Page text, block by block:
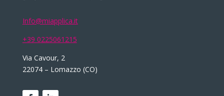
Info@miapplica.it
+39 0225061215
Via Cavour, 2
22074 – Lomazzo (CO)